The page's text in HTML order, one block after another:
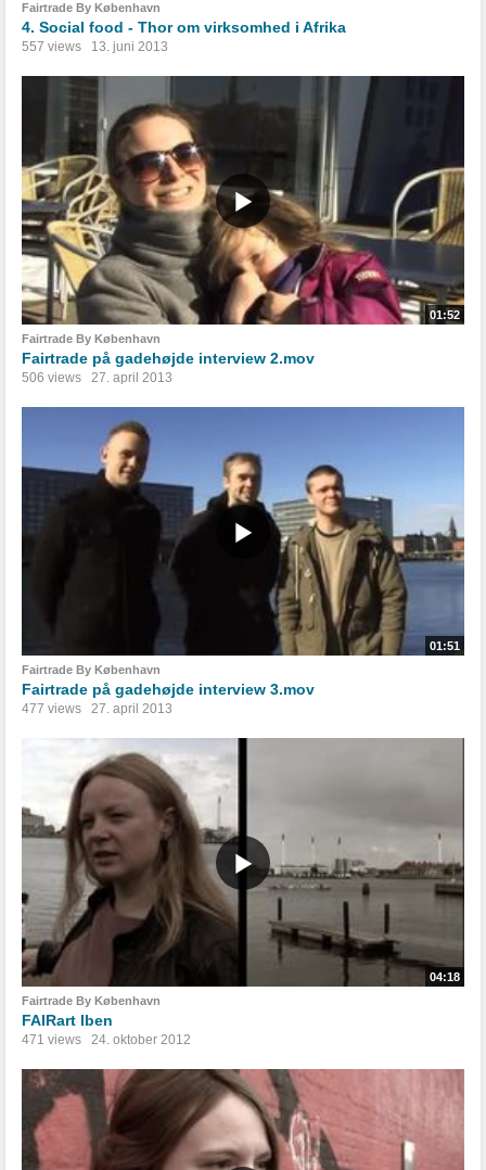
Fairtrade By København
4. Social food - Thor om virksomhed i Afrika
557 views 13. juni 2013
01:52
Fairtrade By København
Fairtrade på gadehøjde interview 2.mov
506 views 27. april 2013
01:51
Fairtrade By København
Fairtrade på gadehøjde interview 3.mov
477 views 27. april 2013
04:18
Fairtrade By København
FAIRart Iben
471 views 24. oktober 2012